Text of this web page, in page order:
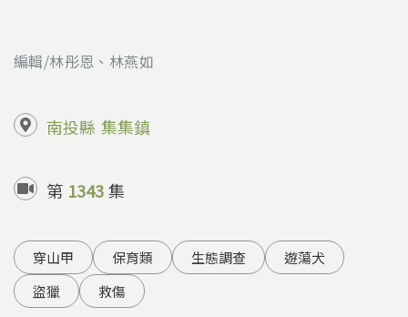
編輯/林彤恩、林燕如
南投縣 集集鎮
第 1343集
穿山甲 保育類 生態調查
遊蕩犬
盜獵
救傷